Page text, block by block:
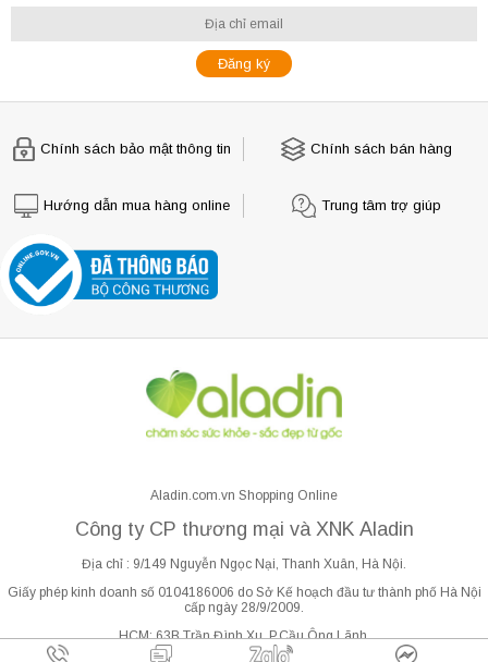
Chính sách bảo mật thông tin Chính sách bán hàng
Hướng dẫn mua hàng online Trung tâm trợ giúp
Aladin.com.vn Shopping Online
Công ty CP thương mại và XNK Aladin
Địa chỉ : 9/149 Nguyễn Ngọc Nại, Thanh Xuân, Hà Nội.
Giấy phép kinh doanh số 0104186006 do Sở Kế hoạch đầu tư thành phố Hà Nội
cấp ngày 28/9/2009.
HCM: 63B Trần Đình Xu, P.Cầu Ông Lãnh.